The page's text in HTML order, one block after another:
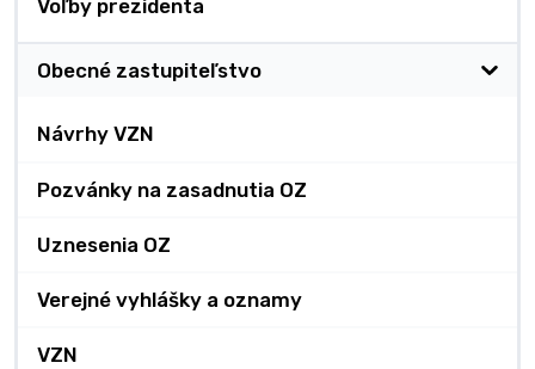
Voľby prezidenta
Obecné zastupiteľstvo
Návrhy VZN
Pozvánky na zasadnutia OZ
Uznesenia OZ
Verejné vyhlášky a oznamy
VZN